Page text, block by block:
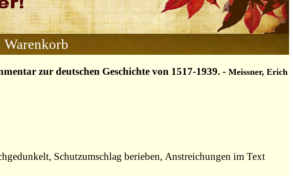
Warenkorb
zur deutschen Geschichte von 1517-1939.- Meissner, Erich
Schutzumschlag berieben, Anstreichungen im Text